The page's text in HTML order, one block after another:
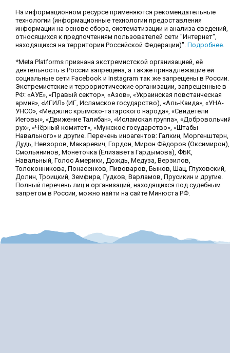
На информационном ресурсе применяются рекомендательные
технологии (информационные технологии предоставления
информации на основе сбора, систематизации и анализа сведений,
относящихся к предпочтениям пользователей сети "Интернет",
находящихся на территории Российской Федерации)". Подробнее
*Meta Platforms признана экстремистской организацией, её
деятельность в России запрещена, а также принадлежащие ей
социальные сети Facebook и Instagram так же запрещены в России.
Экстремистские и террористические организации, запрещенные в
РФ: «АУЕ», «Правый сектор», «Азов», «Украинская повстанческая
армия», «ИГИЛ» (ИГ, Исламское государство), «Аль-Каида», «УНА-
УНСО», «Меджлис крымско-татарского народа», «Свидетели
Иеговы», «Движение Талибан», «Исламская группа»,
рух», «Чёрный комитет», «Мужское государство», «Штабы
Навального» и другие. Перечень иноагентов: Галкин, Моргенштерн,
Дудь, Невзоров, Макаревич, Гордон, Мирон Фёдоров (Оксимирон),
Смольянинов, Монеточка (Елизавета Гардымова), ФБК,
Навальный, Голос Америки, Дождь, Медуза, Верзилов,
Толоконникова, Понасенков, Пивоваров, Быков, Шац, Глуховский,
Долин, Троицкий, Земфира, Гудков, Варламов, Прусикин и другие.
Полный перечень лиц и организаций, находящихся под судебным
запретом в России, можно найти на сайте Минюста РФ.